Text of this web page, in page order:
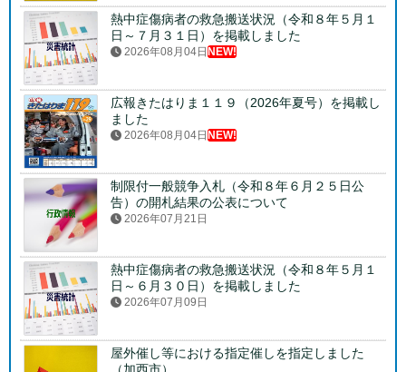
熱中症傷病者の救急搬送状況（令和８年５月１
日～７月３１日）を掲載しました
2026年08月04日 NEW!
広報きたはりま１１９（2026年夏号）を掲載し
ました
2026年08月04日 NEW!
制限付一般競争入札（令和８年６月２５日公
告）の開札結果の公表について
2026年07月21日
熱中症傷病者の救急搬送状況（令和８年５月１
日～６月３０日）を掲載しました
2026年07月09日
屋外催し等における指定催しを指定しました